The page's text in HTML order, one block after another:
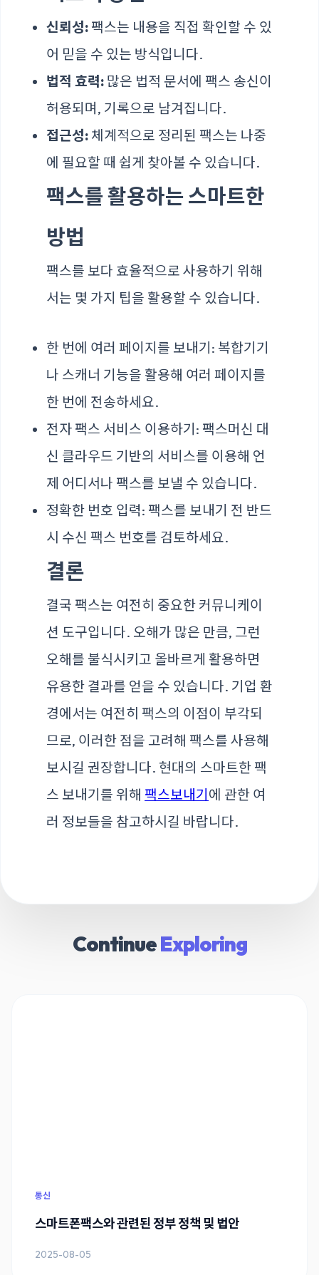
신뢰성: 팩스는 내용을 직접 확인할 수 있
어 믿을 수 있는 방식입니다.
법적 효력: 많은 법적 문서에 팩스 송신이
허용되며, 기록으로 남겨집니다.
접근성: 체계적으로 정리된 팩스는 나중
에 필요할 때 쉽게 찾아볼 수 있습니다.
팩스를 활용하는 스마트한
방법
팩스를 보다 효율적으로 사용하기 위해
서는 몇 가지 팁을 활용할 수 있습니다.
한 번에 여러 페이지를 보내기: 복합기기
나 스캐너 기능을 활용해 여러 페이지를
한 번에 전송하세요.
전자 팩스 서비스 이용하기: 팩스머신 대
신 클라우드 기반의 서비스를 이용해 언
제 어디서나 팩스를 보낼 수 있습니다.
정확한 번호 입력: 팩스를 보내기 전 반드
시 수신 팩스 번호를 검토하세요.
결론
결국 팩스는 여전히 중요한 커뮤니케이
션 도구입니다. 오해가 많은 만큼, 그런
오해를 불식시키고 올바르게 활용하면
유용한 결과를 얻을 수 있습니다. 기업 환
경에서는 여전히 팩스의 이점이 부각되
므로, 이러한 점을 고려해 팩스를 사용해
보시길 권장합니다. 현대의 스마트한 팩
스 보내기를 위해 팩스보내기 에 관한 여
러 정보들을 참고하시길 바랍니다.
ContinueExploring
통신
스마트폰팩스와 관련된 정부 정책 및 법안
2025-08-05